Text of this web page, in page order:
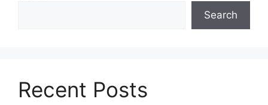
Search
Recent Posts